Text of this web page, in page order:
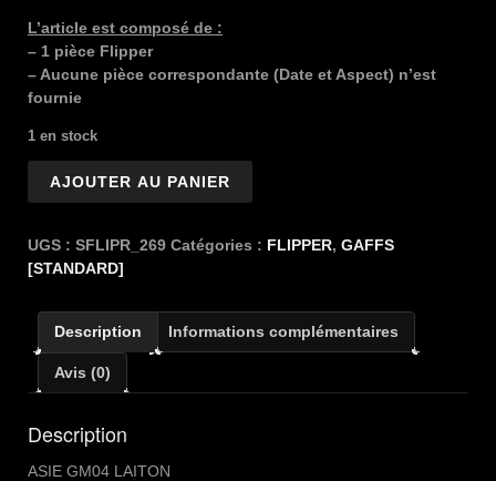
L’article est composé de :
– 1 pièce Flipper
– Aucune pièce correspondante (Date et Aspect) n’est
fournie
1 en stock
ASIE
GM04
AJOUTER AU PANIER
UGS : SFLIPR_269 Catégories : FLIPPER, GAFFS
[STANDARD]
Description Informations complémentaires
Avis (0)
Description
ASIE GM04 LAITON